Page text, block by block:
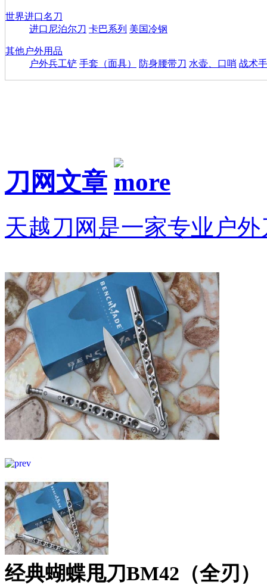
世界进口名刀
进口尼泊尔刀 卡巴系列 美国冷钢
其他户外用品
户外兵工铲 手套（面具） 防身腰带刀 水壶、口哨 战术
刀网文章
天越刀网是一家专业户
经典蝴蝶甩刀BM42（全刃）